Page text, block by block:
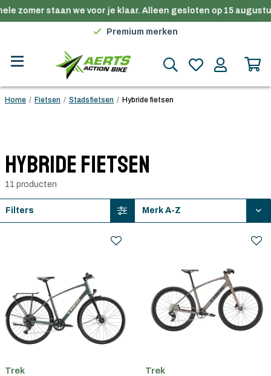
zomer staan we voor je klaar. Alleen gesloten op 15
Gratis verzending in België vanaf €100
Premium merken
Gratis verzending in België vanaf €100
Home / Fietsen / Stadsfietsen / Hybride fietsen
Hybride fietsen
11 producten
Filters
Trek
Trek